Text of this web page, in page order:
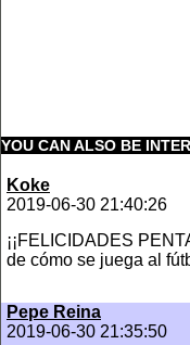
YOU CAN ALSO BE
Koke
2019-06-30 21:40:26
¡¡FELICIDADES
de cómo se juega al
Pepe Reina
2019-06-30 21:35:50